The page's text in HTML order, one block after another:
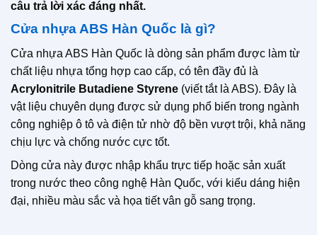
câu trả lời xác đáng nhất.
Cửa nhựa ABS Hàn Quốc là gì?
Cửa nhựa ABS Hàn Quốc là dòng sản phẩm được làm từ
chất liệu nhựa tổng hợp cao cấp, có tên đầy đủ là
Acrylonitrile Butadiene Styrene (viết tắt là ABS). Đây là
vật liệu chuyên dụng được sử dụng phổ biến trong ngành
công nghiệp ô tô và điện tử nhờ độ bền vượt trội, khả năng
chịu lực và chống nước cực tốt.
Dòng cửa này được nhập khẩu trực tiếp hoặc sản xuất
trong nước theo công nghệ Hàn Quốc, với kiểu dáng hiện
đại, nhiều màu sắc và họa tiết vân gỗ sang trọng.